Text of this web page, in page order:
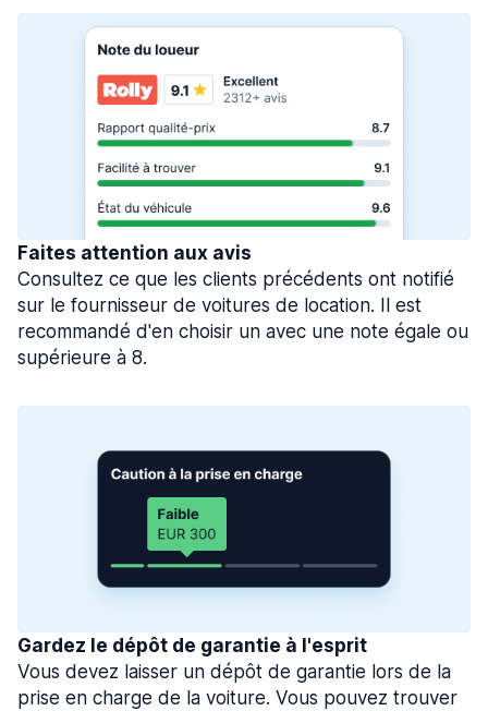
Faites attention aux avis
Consultez ce que les clients précédents ont notifié
sur le fournisseur de voitures de location. Il est
recommandé d'en choisir un avec une note égale ou
supérieure à 8.
Gardez le dépôt de garantie à l'esprit
Vous devez laisser un dépôt de garantie lors de la
prise en charge de la voiture. Vous pouvez trouver